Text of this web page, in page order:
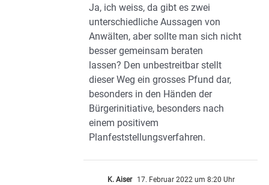
Ja, ich weiss, da gibt es zwei
unterschiedliche Aussagen von
Anwälten, aber sollte man sich nicht
besser gemeinsam beraten
lassen? Den unbestreitbar stellt
dieser Weg ein grosses Pfund dar,
besonders in den Händen der
Bürgerinitiative, besonders nach
einem positivem
Planfeststellungsverfahren.
K. Aiser 17. Februar 2022 um 8:20 Uhr